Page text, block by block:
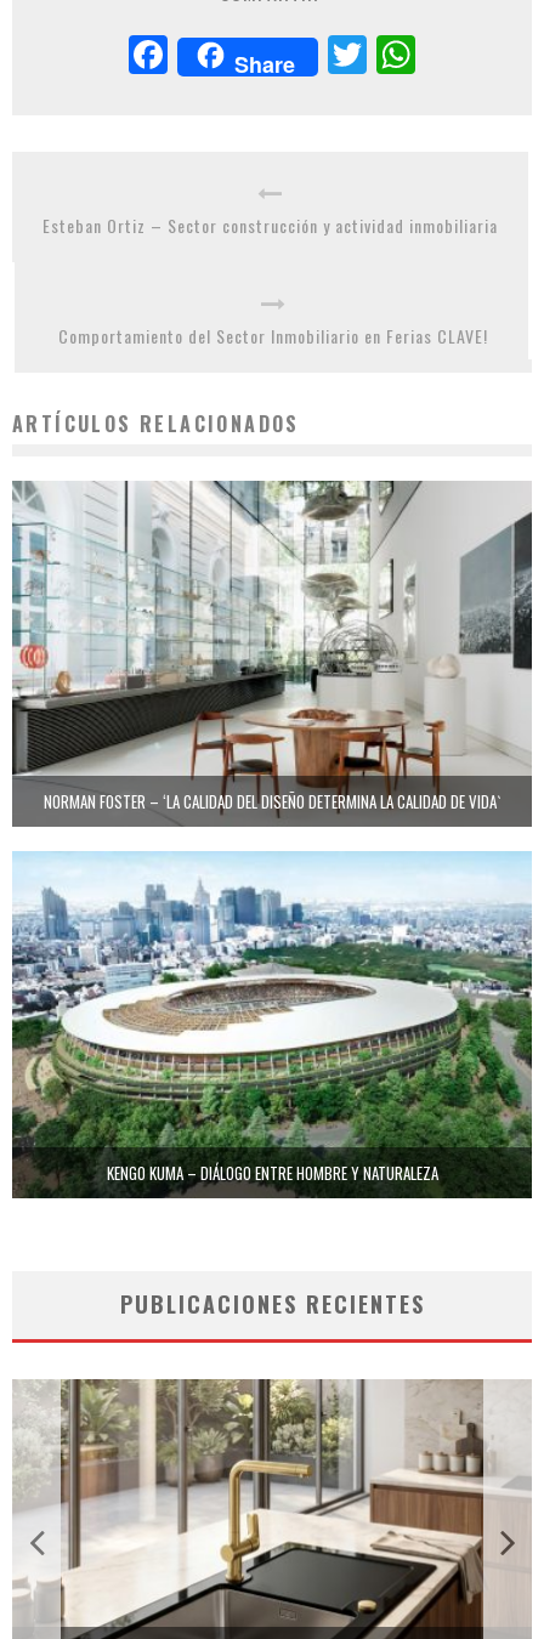
Facebook
Share Twitter
Esteban Ortiz – Sector construcción y actividad inmobiliaria
Comportamiento del Sector Inmobiliario en Ferias CLAVE!
ARTÍCULOS RELACIONADOS
NORMAN FOSTER – ‘LA CALIDAD DEL DISEÑO DETERMINA LA CALIDAD DE VIDA`
KENGO KUMA – DIÁLOGO ENTRE HOMBRE Y NATURALEZA
PUBLICACIONES RECIENTES